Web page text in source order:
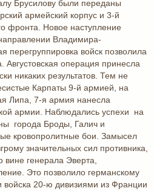
Брусилову были переданы
армейский корпус и 3-й
фронта. Новое наступление
Владимира-
перегруппировка войск позволила
Августовская операция принесла
никаких результатов. Тем не
Карпаты 9-й армией, на
Липа, 7-я армия нанесла
армии. Наблюдались успехи на
города Броды, Галич и
кровопролитные бои. Замысел
значительных сил противника,
вине генерала Эверта,
Это позволило германскому
войска 20-ю дивизиями из Франции